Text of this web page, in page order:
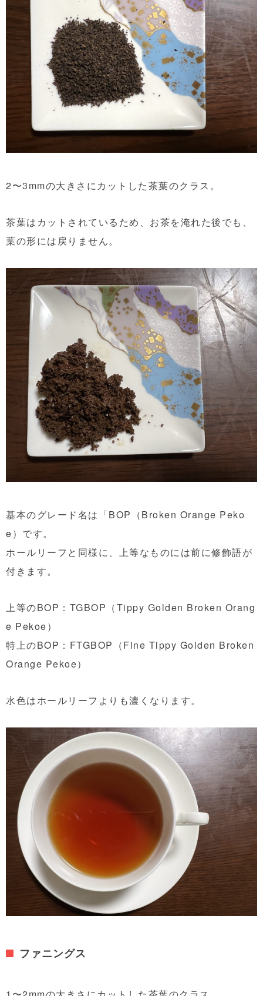
2〜3mmの大きさにカットした茶葉のクラス。
茶葉はカットされているため、お茶を淹れた後でも、
葉の形には戻りません。
基本のグレード名は「BOP（Broken Orange Peko
e）です。
ホールリーフと同様に、上等なものには前に修飾語が
付きます。
上等のBOP：TGBOP（Tippy Golden Broken Orang
e Pekoe）
特上のBOP：FTGBOP（Fine Tippy Golden Broken
Orange Pekoe）
水色はホールリーフよりも濃くなります。
ファニングス